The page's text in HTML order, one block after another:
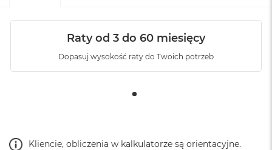
Raty od 3 do 60 miesięcy
Dopasuj wysokość raty do Twoich potrzeb
Kliencie, obliczenia w kalkulatorze są orientacyjne.